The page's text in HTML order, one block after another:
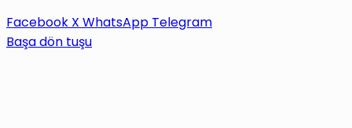
Facebook X WhatsApp Telegram
Başa dön tuşu